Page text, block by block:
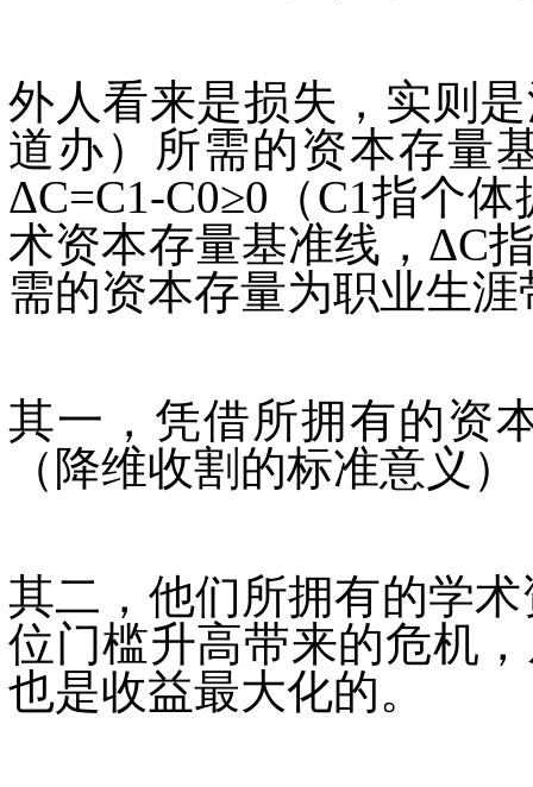
外人看来是损失，实则
道办）所需的资本存量
ΔC=C1-C0≥0（C1指个
术资本存量基准线，ΔC
需的资本存量为职业生
其一，凭借所拥有的资
（降维收割的标准意义）
其二，他们所拥有的学
位门槛升高带来的危机
也是收益最大化的。